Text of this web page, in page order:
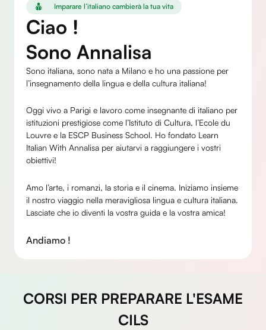
Imparare l’italiano cambierà la tua vita
Ciao !
Sono Annalisa
Sono italiana, sono nata a Milano e ho una passione per
l’insegnamento della lingua e della cultura italiana!
Oggi vivo a Parigi e lavoro come insegnante di italiano per
istituzioni prestigiose come l’Istituto di Cultura, l’Ecole du
Louvre e la ESCP Business School. Ho fondato Learn
Italian With Annalisa per aiutarvi a raggiungere i vostri
obiettivi!
Amo l’arte, i romanzi, la storia e il cinema. Iniziamo insieme
il nostro viaggio nella meravigliosa lingua e cultura italiana.
Lasciate che io diventi la vostra guida e la vostra amica!
Andiamo !
CORSI PER PREPARARE L'ESAME
CILS